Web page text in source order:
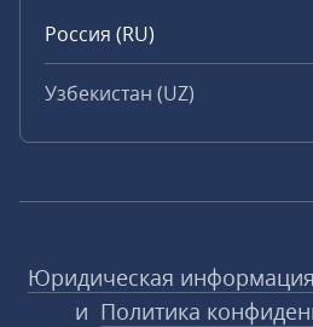
Россия (RU)
Узбекистан (UZ)
Юридическая информация
и Политика